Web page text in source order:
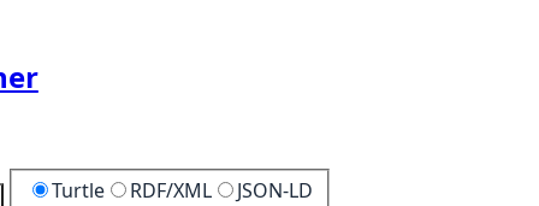
Kopier Turtle RDF/XML JSON-LD